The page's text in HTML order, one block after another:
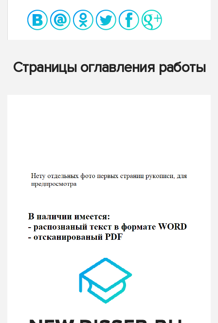
Страницы оглавления работы